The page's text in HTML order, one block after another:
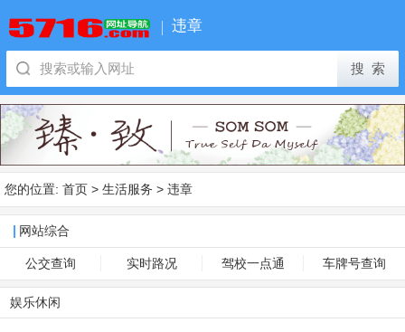
违章
您的位置: 首页 > 生活服务 > 违章
网站综合
公交查询 实时路况 驾校一点通 车牌号查询
娱乐休闲